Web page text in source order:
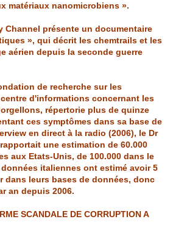
matériaux nanomicrobiens ».
Channel présente un documentaire
», qui décrit les chemtrails et les
aérien depuis la seconde guerre
de recherche sur les
d'informations concernant les
, répertorie plus de quinze
ces symptômes dans sa base de
en direct à la radio (2006), le Dr
une estimation de 60.000
aux Etats-Unis, de 100.000 dans le
italiennes ont estimé avoir 5
dans leurs bases de données, donc
an depuis 2006.
SCANDALE DE CORRUPTION A